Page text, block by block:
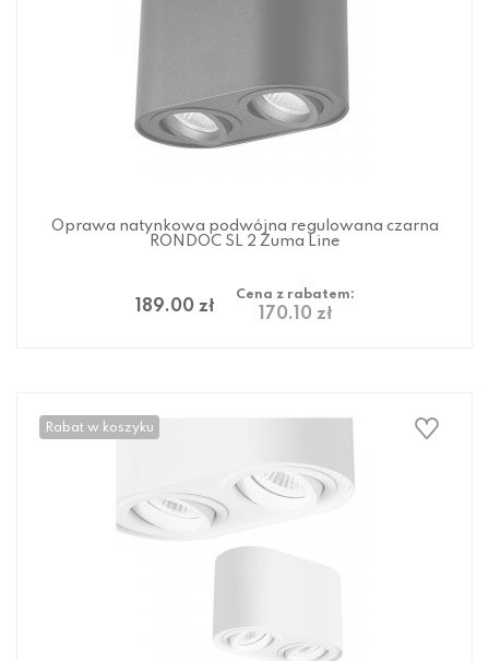
Oprawa natynkowa podwójna regulowana czarna
RONDOC SL 2 Zuma Line
189.00 zł
Cena z rabatem:
170.10 zł
Rabat w koszyku